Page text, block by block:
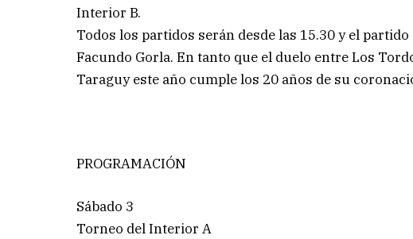
Interior B.
Todos los partidos serán desde las 15.30 y el
Facundo Gorla. En tanto que el duelo entre Los
Taraguy este año cumple los 20 años de su
PROGRAMACIÓN
Sábado 3
Torneo del Interior A